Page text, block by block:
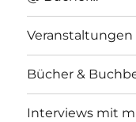
Veranstaltungen
Bücher &
Interviews mit